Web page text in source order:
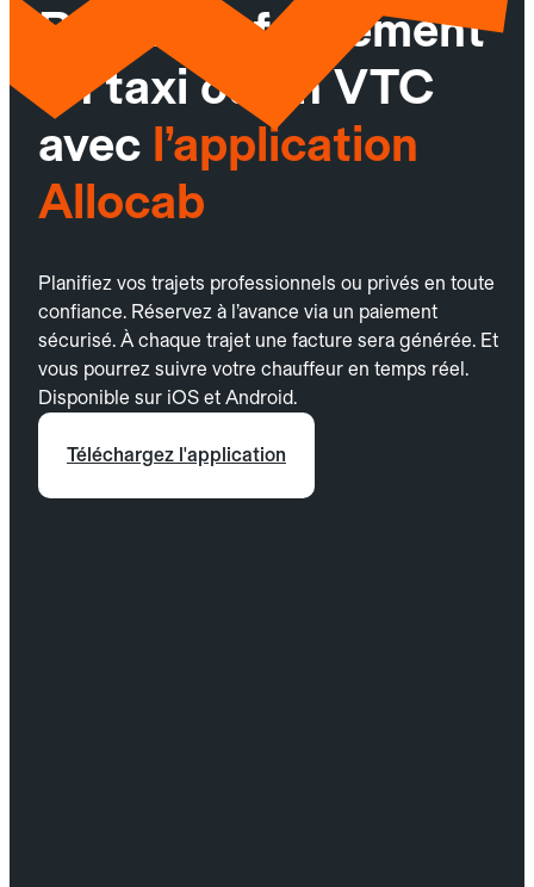
Réservez facilement
un taxi ou un VTC
avec l’application
Allocab
Planifiez vos trajets professionnels ou privés en toute
confiance. Réservez à l’avance via un paiement
sécurisé. À chaque trajet une facture sera générée. Et
vous pourrez suivre votre chauffeur en temps réel.
Disponible sur iOS et Android.
Téléchargez l'application